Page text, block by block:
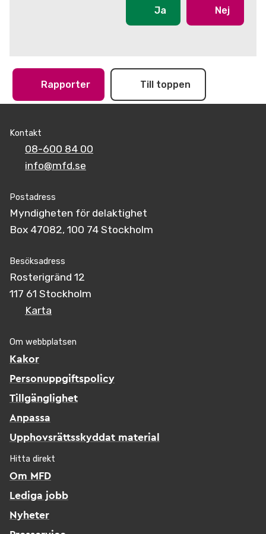
Ja Nej
Rapporter Till toppen
Kontakt
08-600 84 00
info@mfd.se
Postadress
Myndigheten för delaktighet
Box 47082, 100 74 Stockholm
Besöksadress
Rosterigränd 12
117 61 Stockholm
Karta
Om webbplatsen
Kakor
Personuppgiftspolicy
Tillgänglighet
Anpassa
Upphovsrättsskyddat material
Hitta direkt
Om MFD
Lediga jobb
Nyheter